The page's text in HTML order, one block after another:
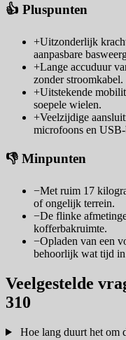
👍 Pluspunten
+Uitzonderlijk
aanpasbare
+Lange accuduur
zonder stroomkabel.
+Uitstekende
soepele wielen.
+Veelzijdige
microfoons en
👎 Minpunten
−Met ruim 17
of ongelijk terrein.
−De flinke
kofferbakruimte.
−Opladen van een
behoorlijk wat tijd in
Veelgestelde
310
Hoe lang duurt het om